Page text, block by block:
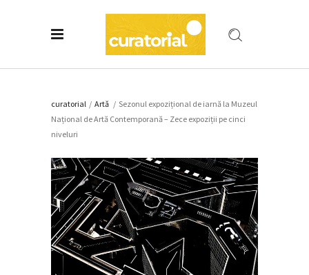
curatorial / Artǎ / Sezonul expozițional de iarnă la Muzeul
Național de Artă Contemporană – Zece expoziții pe cinci
niveluri